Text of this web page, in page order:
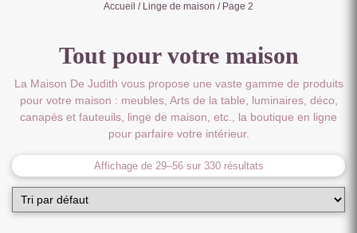
Accueil / Linge de maison / Page 2
Tout pour votre maison
La Maison De Judith vous propose une vaste gamme de produits
pour votre maison : meubles, Arts de la table, luminaires, déco,
canapés et fauteuils, linge de maison, etc., la boutique en ligne
pour parfaire votre intérieur.
Affichage de 29–56 sur 330 résultats